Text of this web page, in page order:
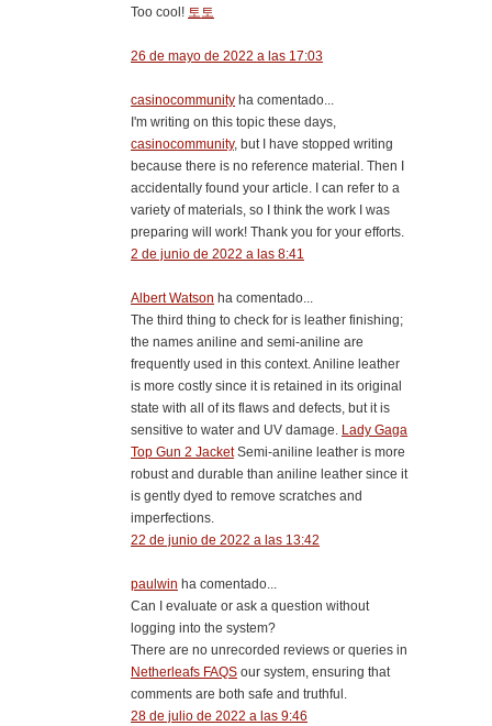
Too cool! 토토
26 de mayo de 2022 a las 17:03
casinocommunity ha comentado...
I'm writing on this topic these days,
casinocommunity, but I have stopped writing
because there is no reference material. Then I
accidentally found your article. I can refer to a
variety of materials, so I think the work I was
preparing will work! Thank you for your efforts.
2 de junio de 2022 a las 8:41
Albert Watson ha comentado...
The third thing to check for is leather finishing;
the names aniline and semi-aniline are
frequently used in this context. Aniline leather
is more costly since it is retained in its original
state with all of its flaws and defects, but it is
sensitive to water and UV damage. Lady Gaga
Top Gun 2 JacketSemi-aniline leather is more
robust and durable than aniline leather since it
is gently dyed to remove scratches and
imperfections.
22 de junio de 2022 a las 13:42
paulwin ha comentado...
Can I evaluate or ask a question without
logging into the system?
There are no unrecorded reviews or queries in
Netherleafs FAQS our system, ensuring that
comments are both safe and truthful.
28 de julio de 2022 a las 9:46